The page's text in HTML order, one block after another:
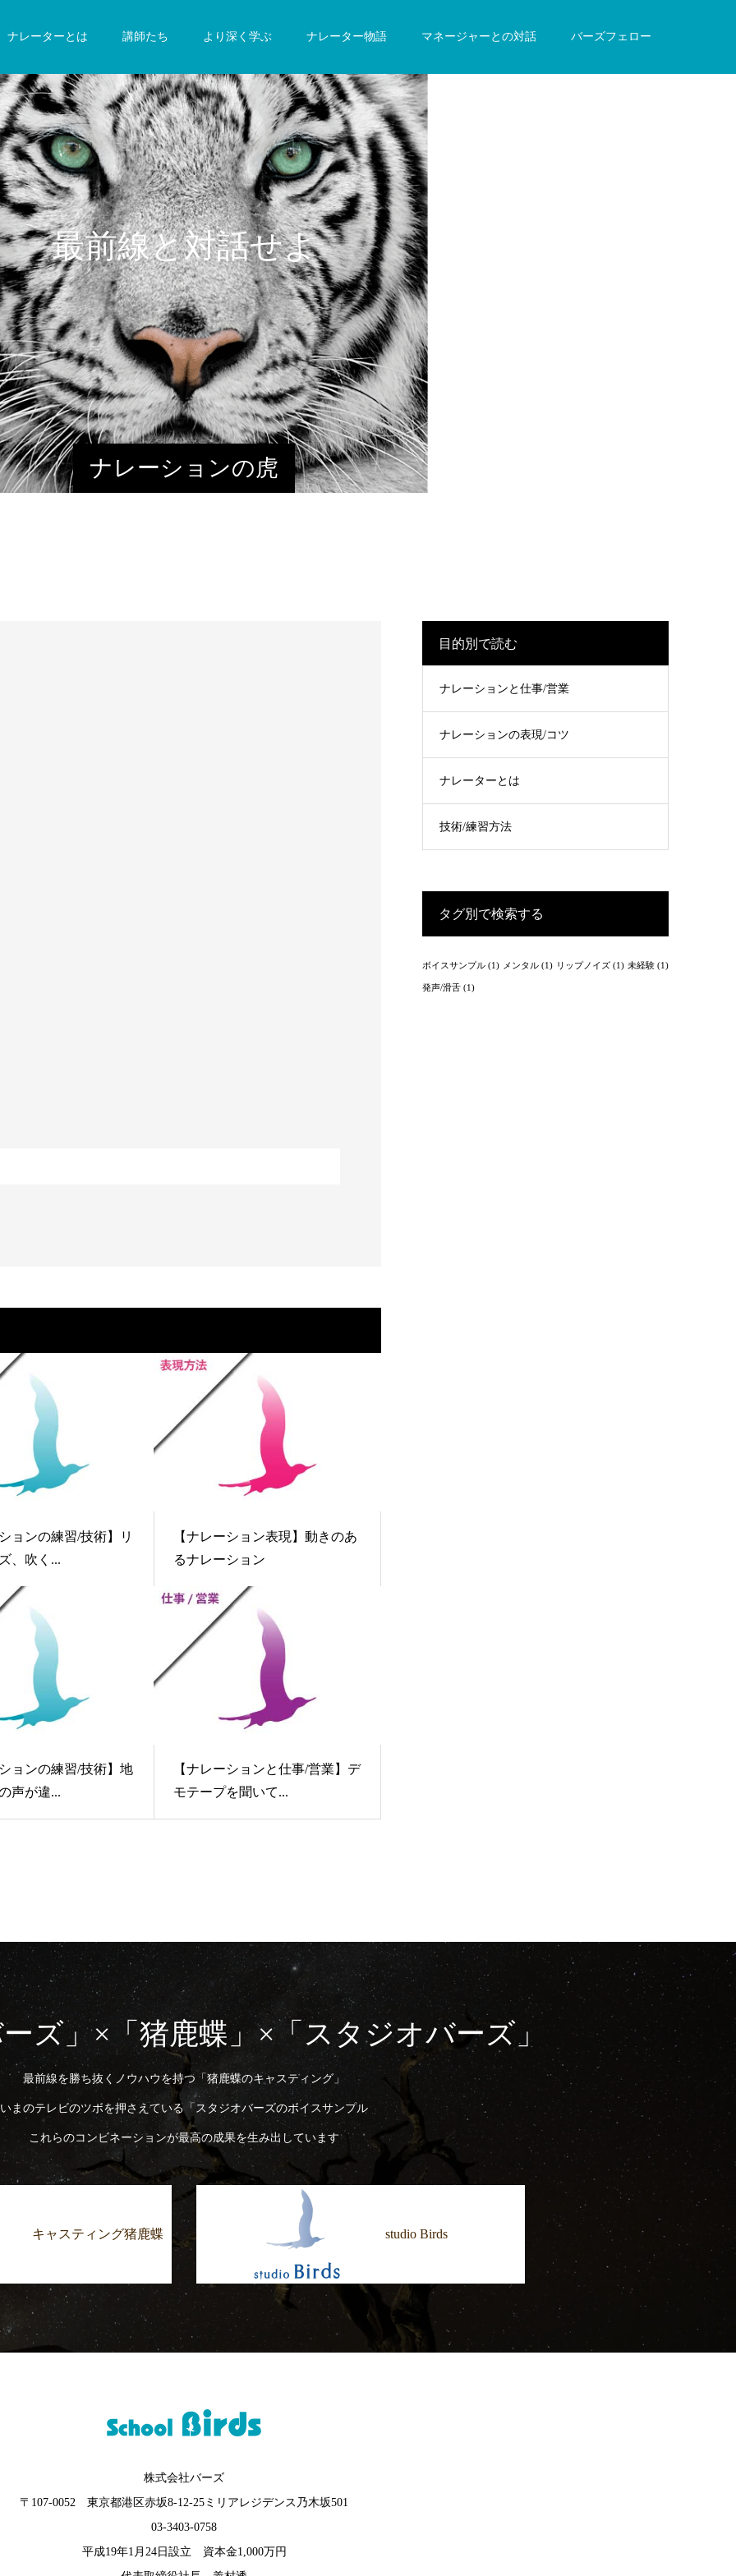
ナレーターとは 講師たち より深く学ぶ ナレーター物語 マネージャーとの対話 バーズフェロー
ナレーションの虎
最前線と対話せよ
虎よ、虎よ！
ョンの練習/技術】リ
、吹く...
【ナレーション表現】動きのあ
るナレーション
ョンの練習/技術】地
声が違...
【ナレーションと仕事/営業】デ
モテープを聞いて...
目的別で読む
ナレーションと仕事/営業
ナレーションの表現/コツ
ナレーターとは
技術/練習方法
タグ別で検索する
ボイスサンプル (1) メンタル (1) リップノイズ (1) 未経験 (1)
発声/滑舌 (1)
ズ」×「猪鹿蝶」×「スタジオバーズ」
最前線を勝ち抜くノウハウを持つ「猪鹿蝶のキャスティング」
いまのテレビのツボを押さえている「スタジオバーズのボイスサンプル
これらのコンビネーションが最高の成果を生み出しています
キャスティング猪鹿蝶 studio Birds
株式会社バーズ
〒107-0052 東京都港区赤坂8-12-25ミリアレジデンス乃木坂501
03-3403-0758
平成19年1月24日設立 資本金1,000万円